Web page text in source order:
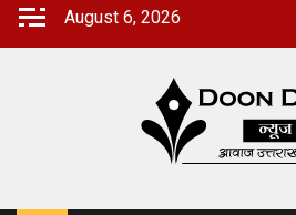
Skip
August 6, 2026